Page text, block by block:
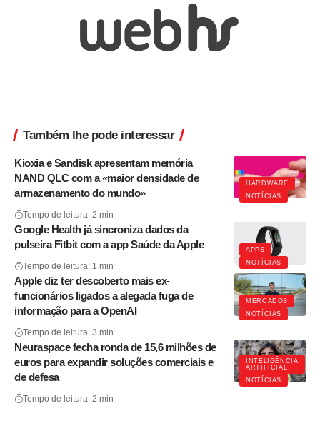
Também lhe pode interessar
HARDWARE
NOTÍCIAS
Kioxia e Sandisk apresentam memória
NAND QLC com a «maior densidade de
armazenamento do mundo»
Tempo de leitura: 2 min
APPS
NOTÍCIAS
Google Health já sincroniza dados da
pulseira Fitbit com a app Saúde da Apple
Tempo de leitura: 1 min
MERCADOS
NOTÍCIAS
Apple diz ter descoberto mais ex-
funcionários ligados a alegada fuga de
informação para a OpenAI
Tempo de leitura: 3 min
INTELIGÊNCIA
ARTIFICIAL
NOTÍCIAS
Neuraspace fecha ronda de 15,6 milhões de
euros para expandir soluções comerciais e
de defesa
Tempo de leitura: 2 min